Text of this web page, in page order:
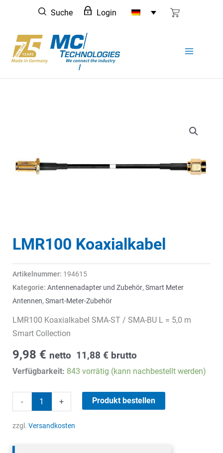
springen
Suche Login
LMR100 Koaxialkabel
Artikelnummer: 194615
Kategorie: Antennenadapter und Zubehör,Smart Meter
Antennen,Smart-Meter-Zubehör
LMR100 Koaxialkabel SMA-ST / SMA-BU L = 5,0 m
Smart Collection
9,98 € netto 11,88 € brutto
Verfügbarkeit: 843 vorrätig (kann nachbestellt werden)
-
LMR100
Koaxialkabel
Menge
+ Produkt bestellen
zzgl. Versandkosten